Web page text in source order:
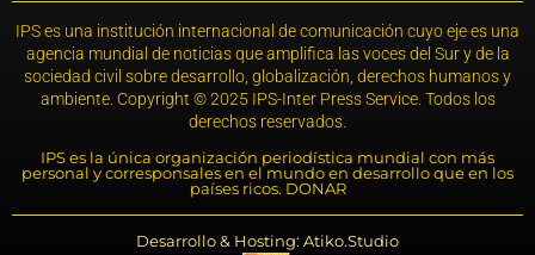
IPS es una institución internacional de comunicación cuyo eje es una
agencia mundial de noticias que amplifica las voces del Sur y de la
sociedad civil sobre desarrollo, globalización, derechos humanos y
ambiente. Copyright © 2025 IPS-Inter Press Service. Todos los
derechos reservados.
IPS es la única organización periodística mundial con más
personal y corresponsales en el mundo en desarrollo que en los
países ricos. DONAR
Desarrollo & Hosting: Atiko.Studio